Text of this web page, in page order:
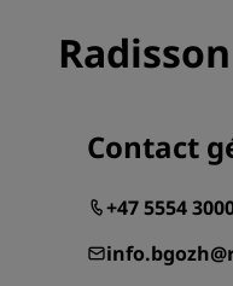
Contact
+47 5554